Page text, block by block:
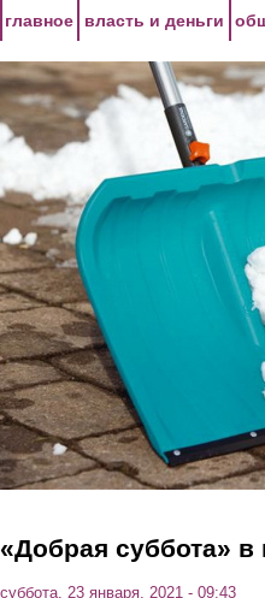
главное власть и деньги
«Добрая суббота»
суббота, 23 января, 2021 - 09:43